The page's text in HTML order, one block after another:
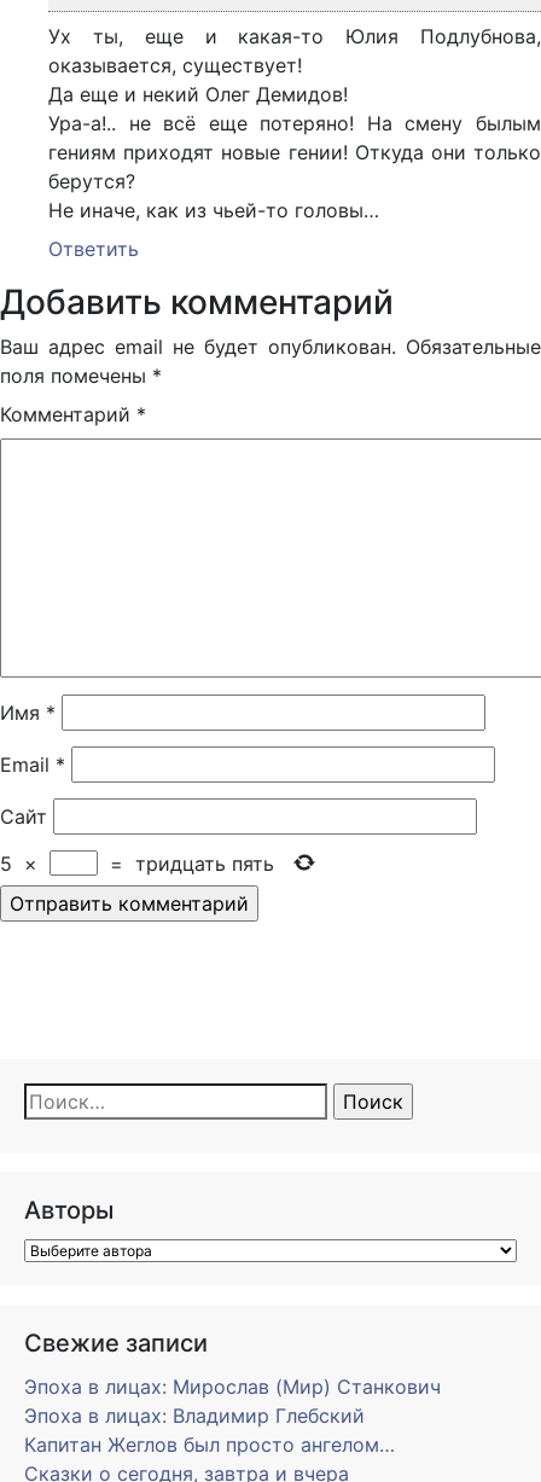
Ух ты, еще и какая-то Юлия Подлубнова,
оказывается, существует!
Да еще и некий Олег Демидов!
Ура-а!.. не всё еще потеряно! На смену былым
гениям приходят новые гении! Откуда они только
берутся?
Не иначе, как из чьей-то головы…
Ответить
Добавить комментарий
Ваш адрес email не будет опубликован. Обязательные
поля помечены *
Комментарий *
Имя *
Email *
Сайт
5 × = тридцать пять
Найти:
Авторы
Свежие записи
Эпоха в лицах: Мирослав (Мир) Станкович
Эпоха в лицах: Владимир Глебский
Капитан Жеглов был просто ангелом…
Сказки о сегодня, завтра и вчера